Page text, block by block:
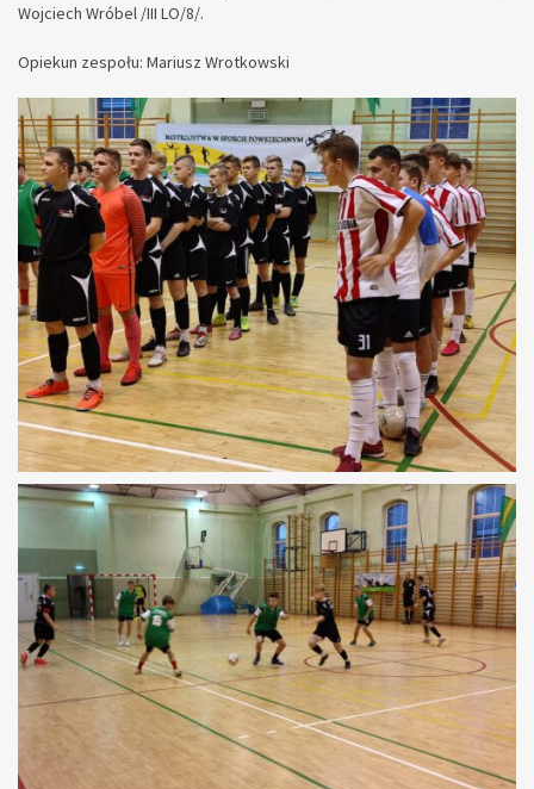
Wojciech Wróbel /III LO/8/.
Opiekun zespołu: Mariusz Wrotkowski